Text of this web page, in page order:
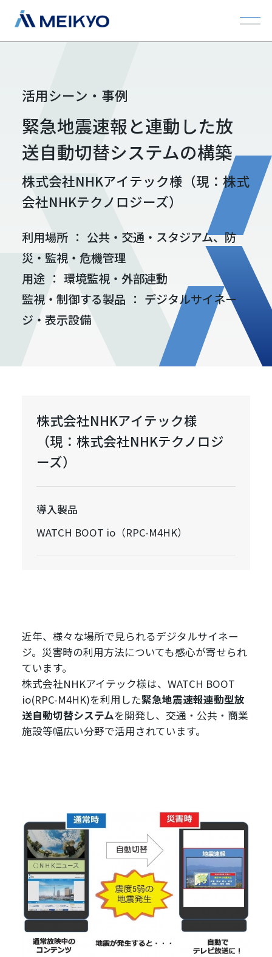
活用シーン・事例
緊急地震速報と連動した放
送自動切替システムの構築
株式会社NHKアイテック様（現：株式
会社NHKテクノロジーズ）
利用場所 ： 公共・交通・スタジアム、防
災・監視・危機管理
用途 ： 環境監視・外部連動
監視・制御する製品 ： デジタルサイネー
ジ・表示設備
株式会社NHKアイテック様
（現：株式会社NHKテクノロジ
ーズ）
導入製品
WATCH BOOT io（RPC-M4HK）
近年、様々な場所で見られるデジタルサイネー
ジ。災害時の利用方法についても感心が寄せられ
ています。
株式会社NHKアイテック様は、WATCH BOOT
io(RPC-M4HK)を利用した緊急地震速報連動型放
送自動切替システムを開発し、交通・公共・商業
施設等幅広い分野で活用されています。